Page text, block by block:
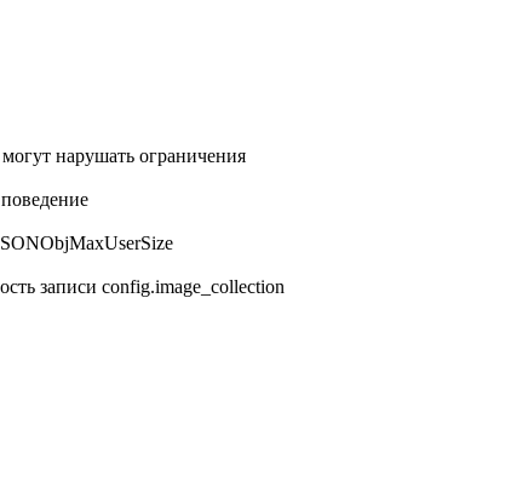
нарушать ограничения
записи config.image_collection